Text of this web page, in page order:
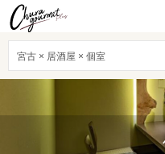
宮古 × 居酒屋 × 個室